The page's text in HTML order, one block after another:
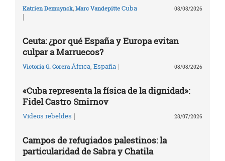
Katrien Demuynck, Marc Vandepitte Cuba
|
08/08/2026
Ceuta: ¿por qué España y Europa evitan
culpar a Marruecos?
Victoria G. Corera África, España | 08/08/2026
«Cuba representa la física de la dignidad»:
Fidel Castro Smirnov
Vídeos rebeldes | 28/07/2026
Campos de refugiados palestinos: la
particularidad de Sabra y Chatila